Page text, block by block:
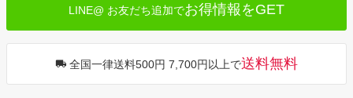
LINE@ お友だち追加でお得情報をGET
全国一律送料500円 7,700円以上で送料無料